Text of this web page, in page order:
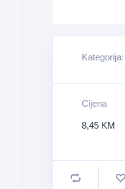
Kategorija:
Cijena
8,45 KM